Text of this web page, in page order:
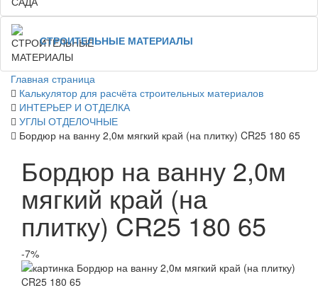
СТРОИТЕЛЬНЫЕ МАТЕРИАЛЫ
Главная страница
Калькулятор для расчёта строительных материалов
ИНТЕРЬЕР И ОТДЕЛКА
УГЛЫ ОТДЕЛОЧНЫЕ
Бордюр на ванну 2,0м мягкий край (на плитку) CR25 180 65
Бордюр на ванну 2,0м
мягкий край (на
плитку) CR25 180 65
-7%